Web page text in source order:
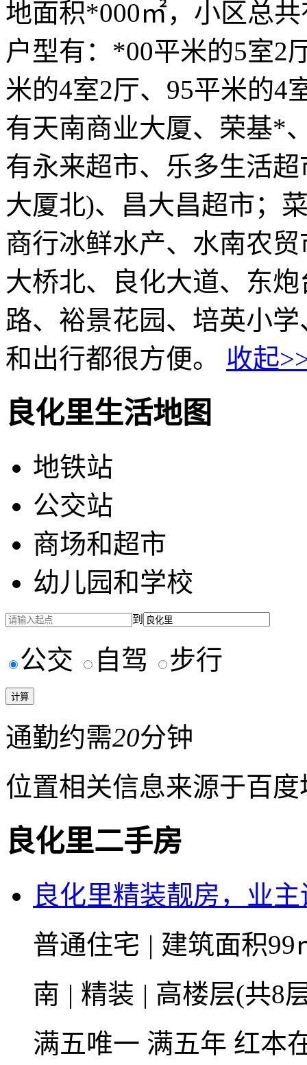
地面积*000㎡，小区总
户型有：*00平米的5室2
米的4室2厅、95平米的4
有天南商业大厦、荣基*
有永来超市、乐多生活
大厦北)、昌大昌超市；
商行冰鲜水产、水南农
大桥北、良化大道、东
路、裕景花园、培英小
和出行都很方便。 收起
良化里生活地图
地铁站
公交站
商场和超市
幼儿园和学校
到
公交 自驾 步行
通勤约需20分钟
位置相关信息来源于百
良化里二手房
良化里精装靓房，业
普通住宅 | 建筑面积
南 | 精装 | 高楼层(共8
满五唯一 满五年 红本